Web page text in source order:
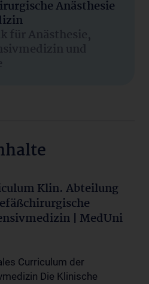
Anästhesie
für Anästhesie,
und
Klin. Abteilung
| MedUni
Curriculum der
Die Klinische